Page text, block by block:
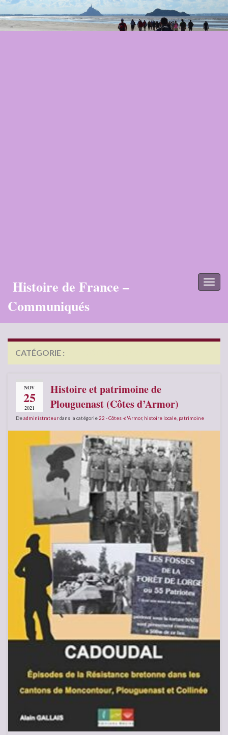
Histoire de France –
Communiqués
CATÉGORIE :
NOV
25
2021
Histoire et patrimoine de
Plouguenast (Côtes d’Armor)
Deadministrateurdans la catégorie22 - Côtes -d'Armor, histoire locale patrimoine